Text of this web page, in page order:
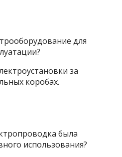
для
за
коробах.
была
использования?